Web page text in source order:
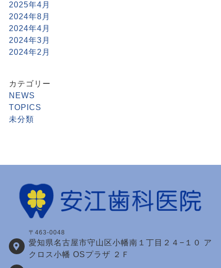
2025年4月
2024年8月
2024年4月
2024年3月
2024年2月
カテゴリー
NEWS
TOPICS
未分類
〒463-0048
愛知県名古屋市守山区小幡南１丁目２４−１０ ア
クロス小幡 OSプラザ ２Ｆ